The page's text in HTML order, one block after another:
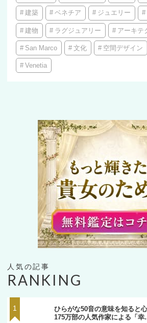
建築 ベネチア ジュエリー
建物 ラグジュアリー アーキテ
San Marco 文化 空間デザイン
Venetia
RANKING
ひらがな50音の意味を知ると
175万部の人気作家による「幸